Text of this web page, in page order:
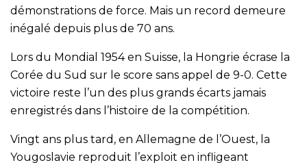
démonstrations de force. Mais un record demeure
inégalé depuis plus de 70 ans.
Lors du Mondial 1954 en Suisse, la Hongrie écrase la
Corée du Sud sur le score sans appel de 9-0. Cette
victoire reste l’un des plus grands écarts jamais
enregistrés dans l’histoire de la compétition.
Vingt ans plus tard, en Allemagne de l’Ouest, la
Yougoslavie reproduit l’exploit en infligeant